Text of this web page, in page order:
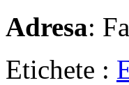
Adresa:
Etichete :